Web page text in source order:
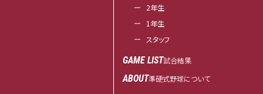
2年生
1年生
スタッフ
GAME LIST試合結果
ABOUT準硬式野球について